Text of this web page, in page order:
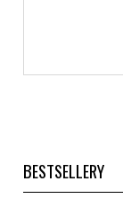
BESTSELLERY